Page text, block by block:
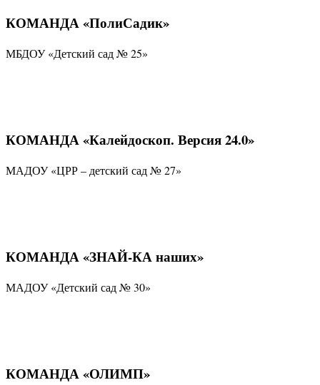
КОМАНДА «ПолиСадик»
МБДОУ «Детский сад № 25»
КОМАНДА «Калейдоскоп. Версия 24.0»
МАДОУ «ЦРР – детский сад № 27»
КОМАНДА «ЗНАЙ-КА наших»
МАДОУ «Детский сад № 30»
КОМАНДА «ОЛИМП»